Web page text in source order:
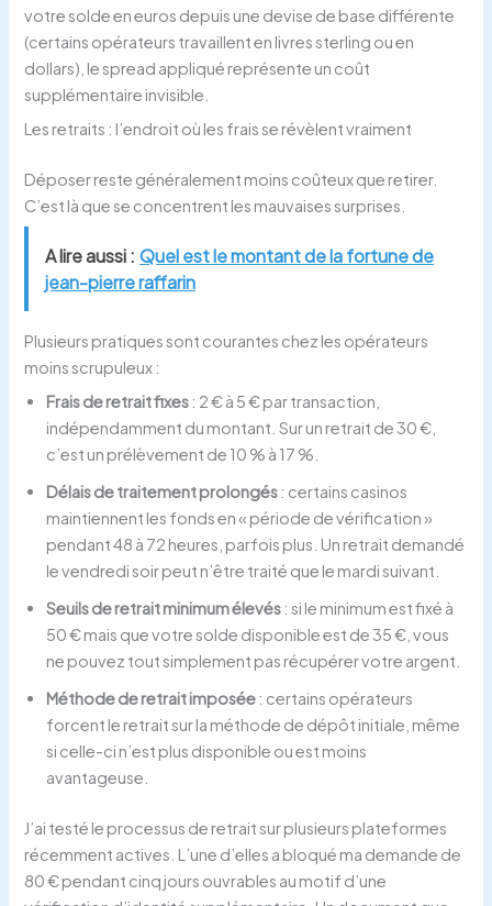
votre solde en euros depuis une devise de base différente
(certains opérateurs travaillent en livres sterling ou en
dollars), le spread appliqué représente un coût
supplémentaire invisible.
Les retraits : l’endroit où les frais se révèlent vraiment
Déposer reste généralement moins coûteux que retirer.
C’est là que se concentrent les mauvaises surprises.
A lire aussi : Quel est le montant de la fortune de
jean-pierre raffarin
Plusieurs pratiques sont courantes chez les opérateurs
moins scrupuleux :
Frais de retrait fixes : 2 € à 5 € par transaction,
indépendamment du montant. Sur un retrait de 30 €,
c’est un prélèvement de 10 % à 17 %.
Délais de traitement prolongés : certains casinos
maintiennent les fonds en « période de vérification »
pendant 48 à 72 heures, parfois plus. Un retrait demandé
le vendredi soir peut n’être traité que le mardi suivant.
Seuils de retrait minimum élevés : si le minimum est fixé à
50 € mais que votre solde disponible est de 35 €, vous
ne pouvez tout simplement pas récupérer votre argent.
Méthode de retrait imposée : certains opérateurs
forcent le retrait sur la méthode de dépôt initiale, même
si celle-ci n’est plus disponible ou est moins
avantageuse.
J’ai testé le processus de retrait sur plusieurs plateformes
récemment actives. L’une d’elles a bloqué ma demande de
80 € pendant cinq jours ouvrables au motif d’une